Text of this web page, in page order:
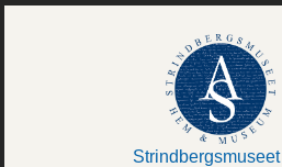
Strindbergsmuseet